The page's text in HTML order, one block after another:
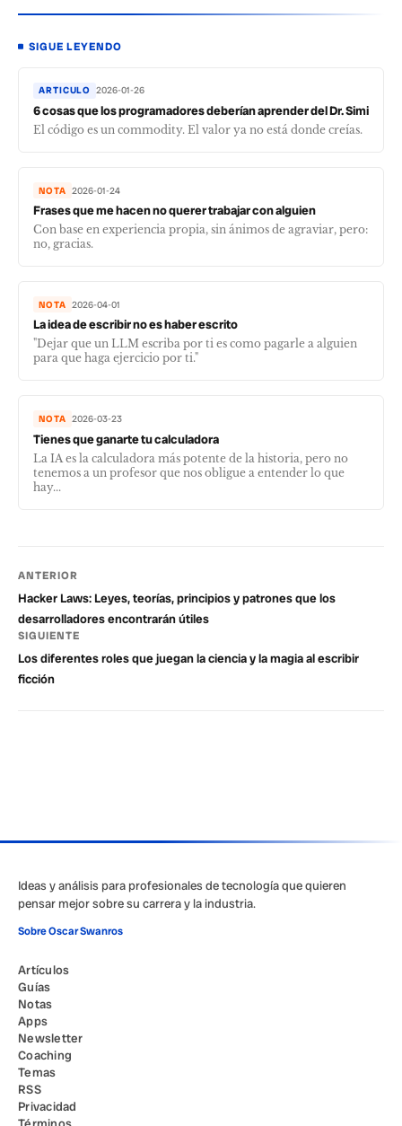
SIGUE LEYENDO
ARTICULO 2026-01-26
6 cosas que los programadores deberían aprender del Dr. Simi
El código es un commodity. El valor ya no está donde creías.
NOTA 2026-01-24
Frases que me hacen no querer trabajar con alguien
Con base en experiencia propia, sin ánimos de agraviar, pero:
no, gracias.
NOTA 2026-04-01
La idea de escribir no es haber escrito
"Dejar que un LLM escriba por ti es como pagarle a alguien
para que haga ejercicio por ti."
NOTA 2026-03-23
Tienes que ganarte tu calculadora
La IA es la calculadora más potente de la historia, pero no
tenemos a un profesor que nos obligue a entender lo que
hay...
ANTERIOR
Hacker Laws: Leyes, teorías, principios y patrones que los
desarrolladores encontrarán útiles
SIGUIENTE
Los diferentes roles que juegan la ciencia y la magia al escribir
ficción
Ideas y análisis para profesionales de tecnología que quieren
pensar mejor sobre su carrera y la industria.
Sobre Oscar Swanros
Artículos
Guías
Notas
Apps
Newsletter
Coaching
Temas
RSS
Privacidad